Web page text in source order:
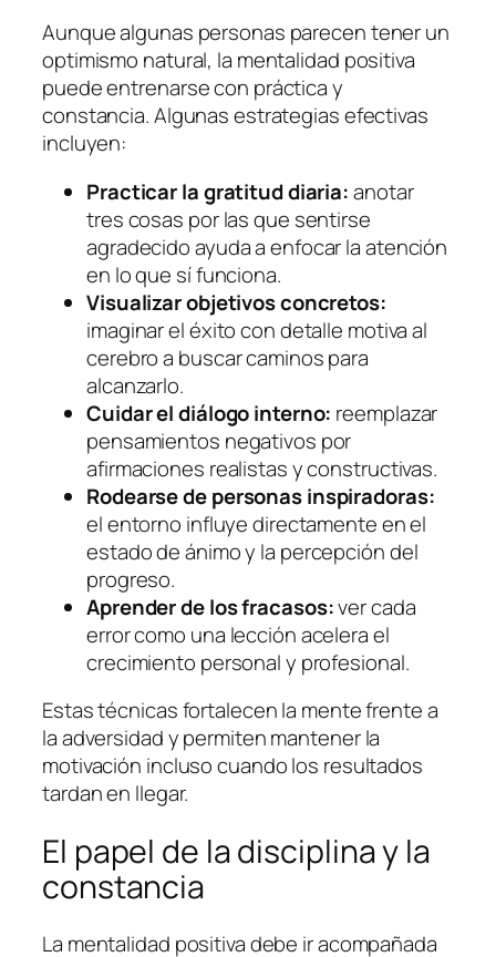
Aunque algunas personas parecen tener un
optimismo natural, la mentalidad positiva
puede entrenarse con práctica y
constancia. Algunas estrategias efectivas
incluyen:
Practicar la gratitud diaria:anotar
tres cosas por las que sentirse
agradecido ayuda a enfocar la atención
en lo que sí funciona.
Visualizar objetivos concretos:
imaginar el éxito con detalle motiva al
cerebro a buscar caminos para
alcanzarlo.
Cuidar el diálogo interno: reemplazar
pensamientos negativos por
afirmaciones realistas y constructivas.
Rodearse de personas inspiradoras:
el entorno influye directamente en el
estado de ánimo y la percepción del
progreso.
Aprender de los fracasos:ver cada
error como una lección acelera el
crecimiento personal y profesional.
Estas técnicas fortalecen la mente frente a
la adversidad y permiten mantener la
motivación incluso cuando los resultados
tardan en llegar.
El papel de la disciplina y la
constancia
La mentalidad positiva debe ir acompañada